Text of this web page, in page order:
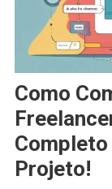
Como
Completo
Projeto!